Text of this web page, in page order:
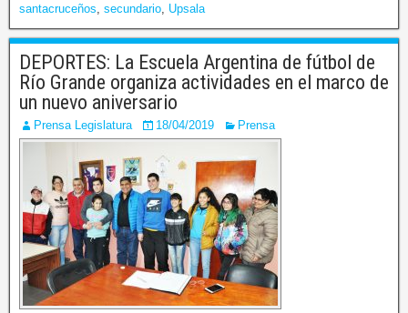
santacruceños secundario Upsala
DEPORTES: La Escuela Argentina de fútbol de
Río Grande organiza actividades en el marco de
un nuevo aniversario
Prensa Legislatura 18/04/2019 Prensa